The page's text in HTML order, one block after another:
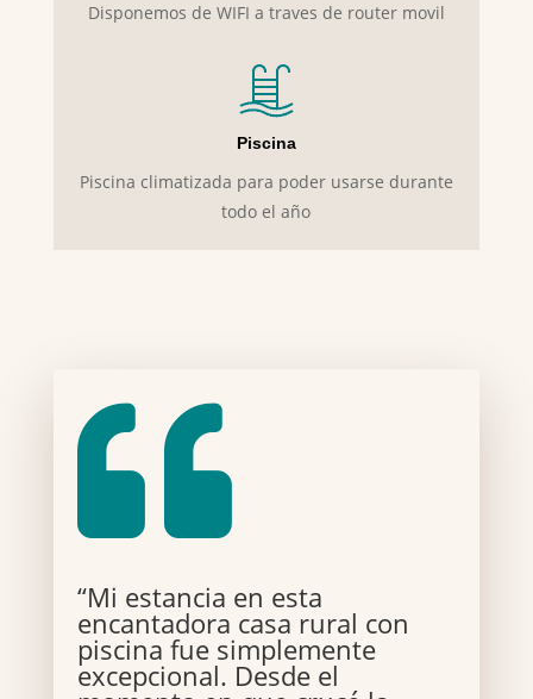
Disponemos de WIFI a traves de router movil
Piscina
Piscina climatizada para poder usarse durante
todo el año

“Mi estancia en esta
encantadora casa rural con
piscina fue simplemente
excepcional. Desde el